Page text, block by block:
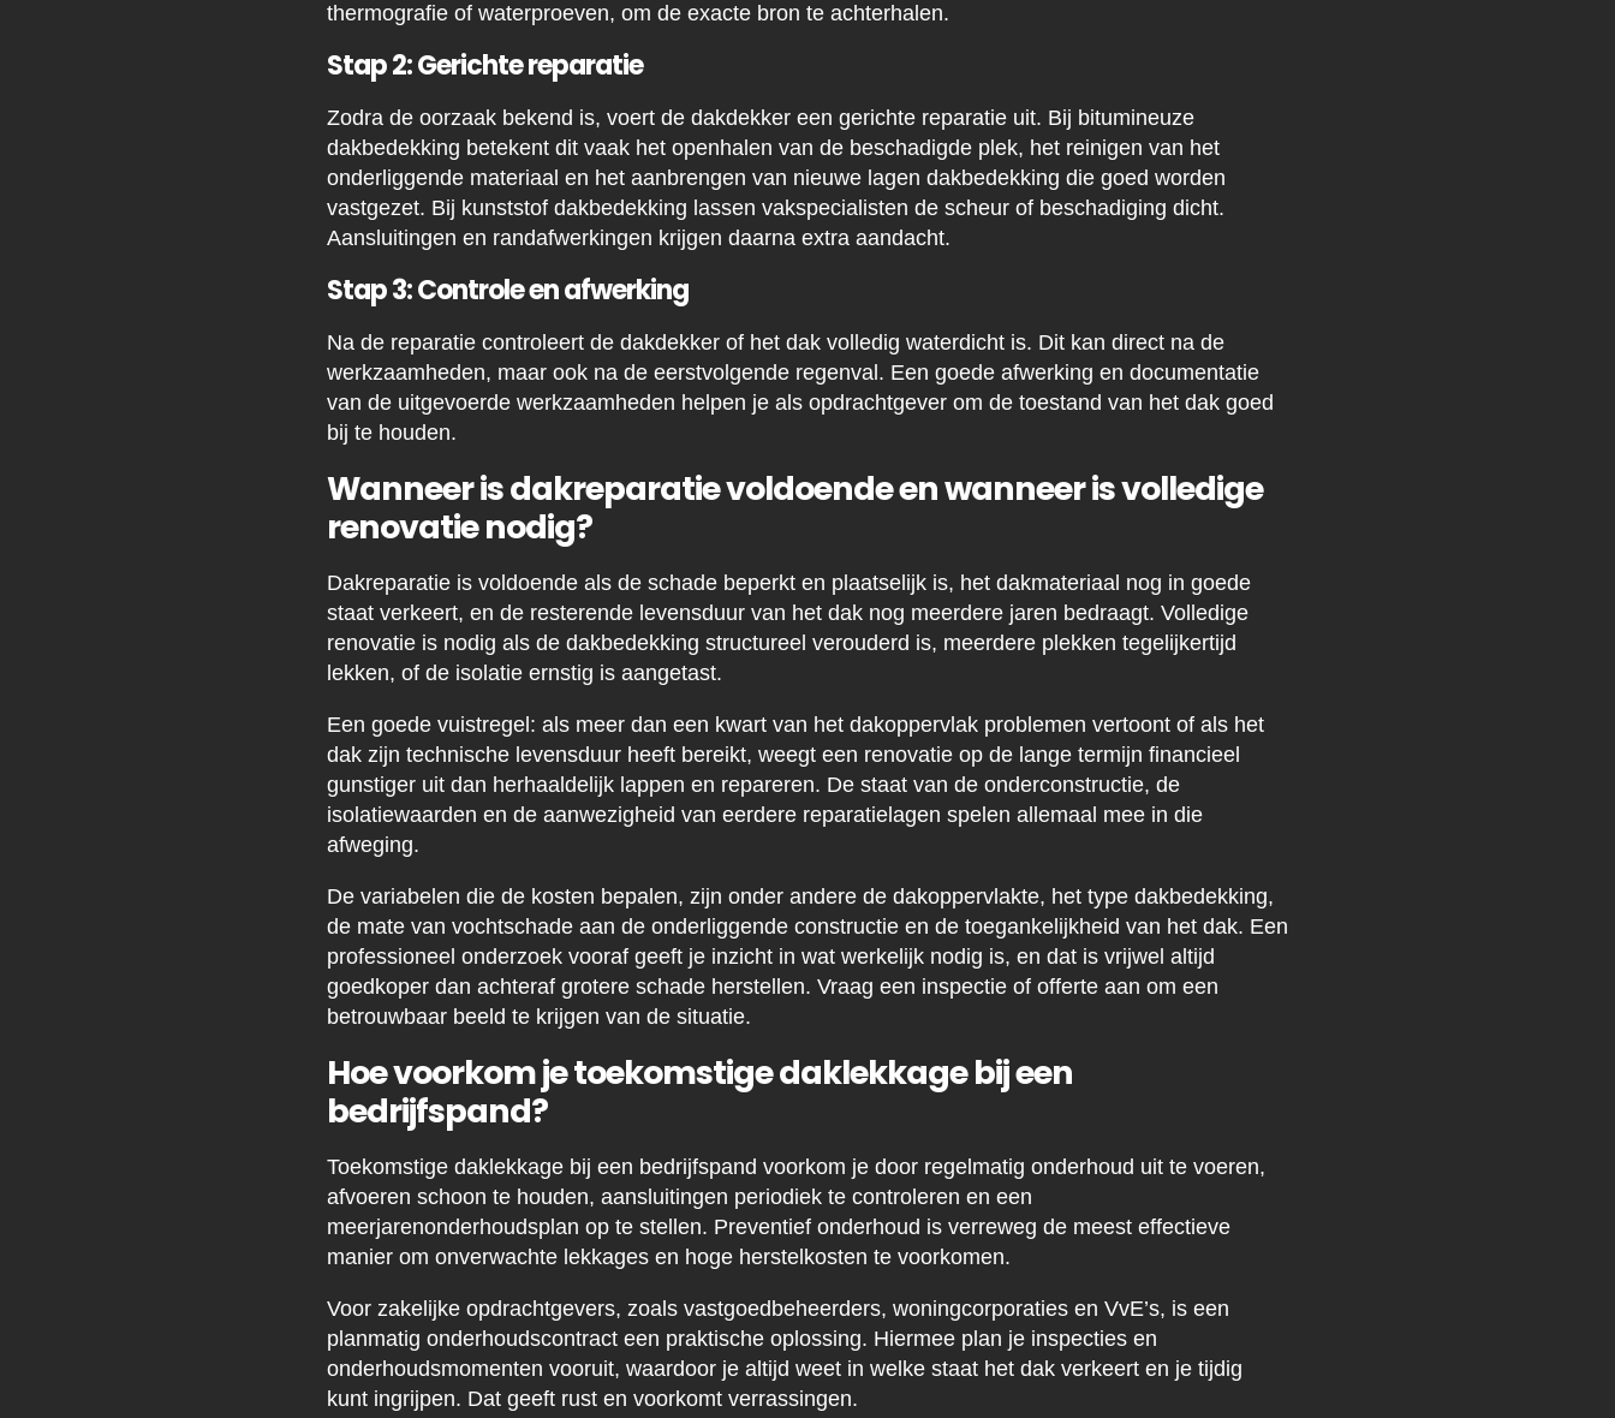
thermografie of waterproeven, om de exacte bron te achterhalen.
Stap 2: Gerichte reparatie
Zodra de oorzaak bekend is, voert de dakdekker een gerichte reparatie uit. Bij bitumineuze
dakbedekking betekent dit vaak het openhalen van de beschadigde plek, het reinigen van het
onderliggende materiaal en het aanbrengen van nieuwe lagen dakbedekking die goed worden
vastgezet. Bij kunststof dakbedekking lassen vakspecialisten de scheur of beschadiging dicht.
Aansluitingen en randafwerkingen krijgen daarna extra aandacht.
Stap 3: Controle en afwerking
Na de reparatie controleert de dakdekker of het dak volledig waterdicht is. Dit kan direct na de
werkzaamheden, maar ook na de eerstvolgende regenval. Een goede afwerking en documentatie
van de uitgevoerde werkzaamheden helpen je als opdrachtgever om de toestand van het dak goed
bij te houden.
Wanneer is dakreparatie voldoende en wanneer is volledige
renovatie nodig?
Dakreparatie is voldoende als de schade beperkt en plaatselijk is, het dakmateriaal nog in goede
staat verkeert, en de resterende levensduur van het dak nog meerdere jaren bedraagt. Volledige
renovatie is nodig als de dakbedekking structureel verouderd is, meerdere plekken tegelijkertijd
lekken, of de isolatie ernstig is aangetast.
Een goede vuistregel: als meer dan een kwart van het dakoppervlak problemen vertoont of als het
dak zijn technische levensduur heeft bereikt, weegt een renovatie op de lange termijn financieel
gunstiger uit dan herhaaldelijk lappen en repareren. De staat van de onderconstructie, de
isolatiewaarden en de aanwezigheid van eerdere reparatielagen spelen allemaal mee in die
afweging.
De variabelen die de kosten bepalen, zijn onder andere de dakoppervlakte, het type dakbedekking,
de mate van vochtschade aan de onderliggende constructie en de toegankelijkheid van het dak. Een
professioneel onderzoek vooraf geeft je inzicht in wat werkelijk nodig is, en dat is vrijwel altijd
goedkoper dan achteraf grotere schade herstellen. Vraag een inspectie of offerte aan om een
betrouwbaar beeld te krijgen van de situatie.
Hoe voorkom je toekomstige daklekkage bij een
bedrijfspand?
Toekomstige daklekkage bij een bedrijfspand voorkom je door regelmatig onderhoud uit te voeren,
afvoeren schoon te houden, aansluitingen periodiek te controleren en een
meerjarenonderhoudsplan op te stellen. Preventief onderhoud is verreweg de meest effectieve
manier om onverwachte lekkages en hoge herstelkosten te voorkomen.
Voor zakelijke opdrachtgevers, zoals vastgoedbeheerders, woningcorporaties en VvE’s, is een
planmatig onderhoudscontract een praktische oplossing. Hiermee plan je inspecties en
onderhoudsmomenten vooruit, waardoor je altijd weet in welke staat het dak verkeert en je tijdig
kunt ingrijpen. Dat geeft rust en voorkomt verrassingen.